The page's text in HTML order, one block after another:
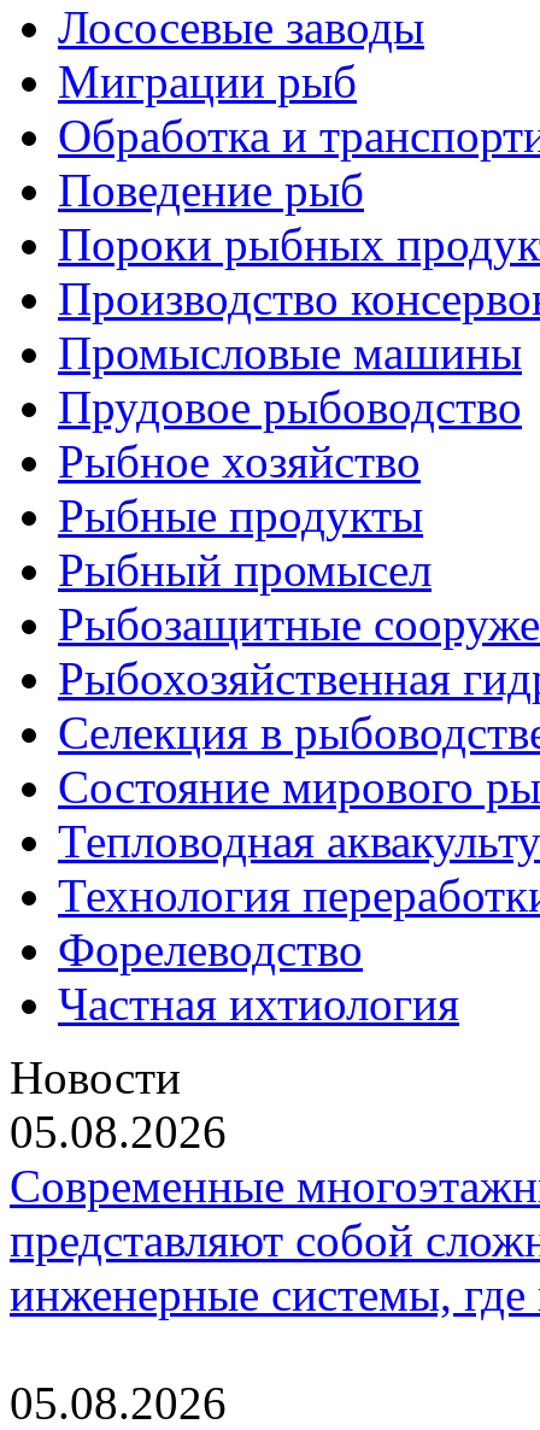
Лососевые заводы
Миграции рыб
Обработка и
Поведение рыб
Пороки рыбных
Производство
Промысловые машины
Прудовое рыбоводство
Рыбное хозяйство
Рыбные продукты
Рыбный промысел
Рыбозащитные
Рыбохозяйственная
Селекция в
Состояние мирового
Тепловодная
Технология
Форелеводство
Частная ихтиология
Новости
05.08.2026
Современные
представляют собой
инженерные системы,
05.08.2026